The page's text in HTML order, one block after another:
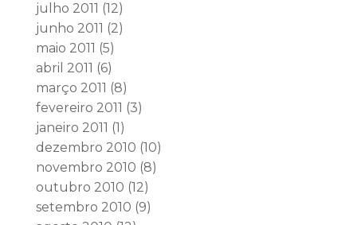
julho 2011 (12)
junho 2011 (2)
maio 2011 (5)
abril 2011 (6)
março 2011 (8)
fevereiro 2011 (3)
janeiro 2011 (1)
dezembro 2010 (10)
novembro 2010 (8)
outubro 2010 (12)
setembro 2010 (9)